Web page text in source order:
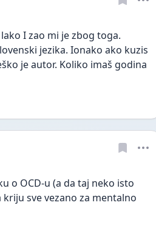
I zao mi je zbog toga.
jezika. Ionako ako kuzis
je autor. Koliko imaš godina
o OCD-u (a da taj neko isto
sve vezano za mentalno